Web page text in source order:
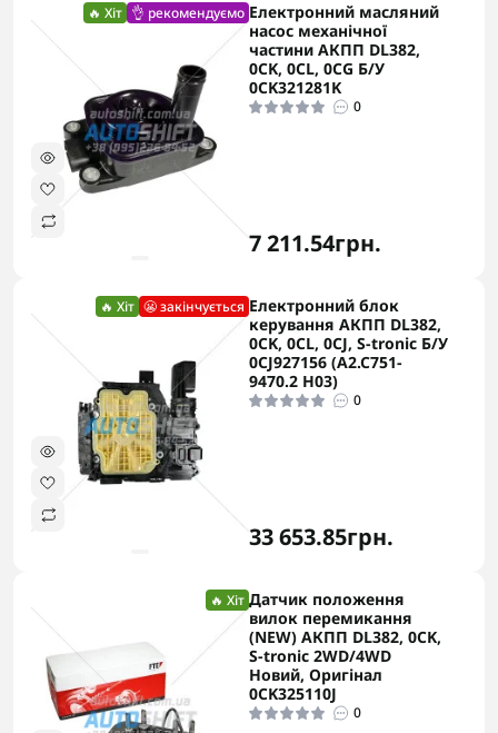
🔥 Хіт 👌 рекомендуємо Електронний масляний
насос механічної
частини АКПП DL382,
0CK, 0CL, 0CG Б/У
0CK321281K
0
7 211.54грн.
🔥 Хіт 😬 закінчується Електронний блок
керування АКПП DL382,
0CK, 0CL, 0CJ, S-tronic Б/У
0CJ927156 (A2.C751-
9470.2 H03)
0
33 653.85грн.
🔥 Хіт Датчик положення
вилок перемикання
(NEW) АКПП DL382, 0CK,
S-tronic 2WD/4WD
Новий, Оригінал
0CK325110J
0